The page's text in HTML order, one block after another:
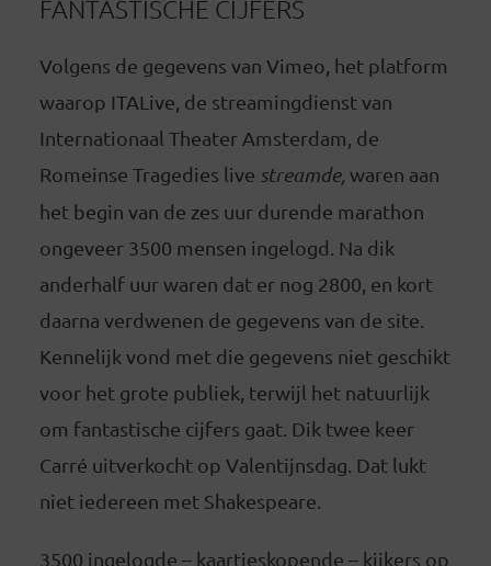
FANTASTISCHE CIJFERS
Volgens de gegevens van Vimeo, het platform
waarop ITALive, de streamingdienst van
Internationaal Theater Amsterdam, de
Romeinse Tragedies live streamde,waren aan
het begin van de zes uur durende marathon
ongeveer 3500 mensen ingelogd. Na dik
anderhalf uur waren dat er nog 2800, en kort
daarna verdwenen de gegevens van de site.
Kennelijk vond met die gegevens niet geschikt
voor het grote publiek, terwijl het natuurlijk
om fantastische cijfers gaat. Dik twee keer
Carré uitverkocht op Valentijnsdag. Dat lukt
niet iedereen met Shakespeare.
3500 ingelogde – kaartjeskopende – kijkers op